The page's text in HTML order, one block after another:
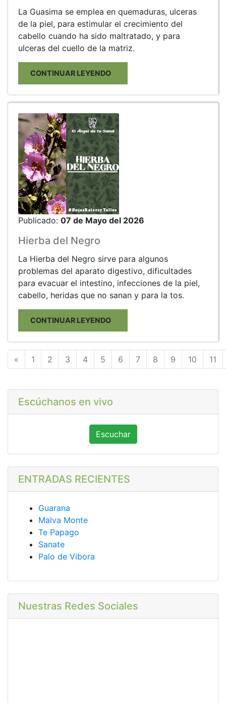
La Guasima se emplea en quemaduras, ulceras
de la piel, para estimular el crecimiento del
cabello cuando ha sido maltratado, y para
ulceras del cuello de la matriz.
CONTINUAR LEYENDO
Publicado: 07 de Mayo del 2026
Hierba del Negro
La Hierba del Negro sirve para algunos
problemas del aparato digestivo, dificultades
para evacuar el intestino, infecciones de la piel,
cabello, heridas que no sanan y para la tos.
CONTINUAR LEYENDO
« Anterior
1 2 3 4 5 6 7 8 9 10 11
Escúchanos en vivo
Escuchar
ENTRADAS RECIENTES
Guarana
Malva Monte
Te Papago
Sanate
Palo de Vibora
Nuestras Redes Sociales